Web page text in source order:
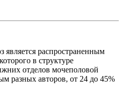
является распространенным
в структуре
отделов мочеполовой
разных авторов, от 24 до 45%